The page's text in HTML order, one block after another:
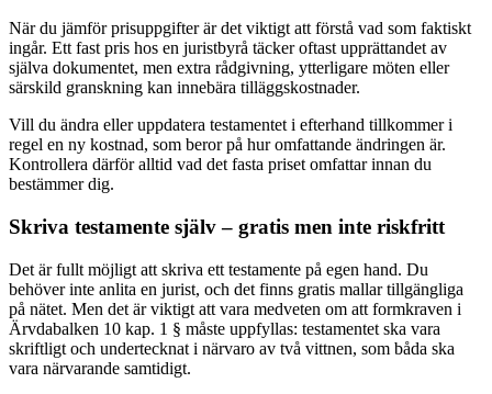
När du jämför prisuppgifter är det viktigt att förstå vad som faktiskt
ingår. Ett fast pris hos en juristbyrå täcker oftast upprättandet av
själva dokumentet, men extra rådgivning, ytterligare möten eller
särskild granskning kan innebära tilläggskostnader.
Vill du ändra eller uppdatera testamentet i efterhand tillkommer i
regel en ny kostnad, som beror på hur omfattande ändringen är.
Kontrollera därför alltid vad det fasta priset omfattar innan du
bestämmer dig.
Skriva testamente själv – gratis men inte riskfritt
Det är fullt möjligt att skriva ett testamente på egen hand. Du
behöver inte anlita en jurist, och det finns gratis mallar tillgängliga
på nätet. Men det är viktigt att vara medveten om att formkraven i
Ärvdabalken 10 kap. 1 § måste uppfyllas: testamentet ska vara
skriftligt och undertecknat i närvaro av två vittnen, som båda ska
vara närvarande samtidigt.